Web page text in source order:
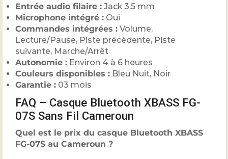
Entrée audio filaire : Jack 3,5 mm
Microphone intégré : Oui
Commandes intégrées : Volume,
Lecture/Pause, Piste précédente, Piste
suivante, Marche/Arrêt
Autonomie : Environ 4 à 6 heures
Couleurs disponibles : Bleu Nuit, Noir
Garantie : 03 mois
FAQ – Casque Bluetooth XBASS FG-
07S Sans Fil Cameroun
Quel est le prix du casque Bluetooth XBASS
FG-07S au Cameroun ?